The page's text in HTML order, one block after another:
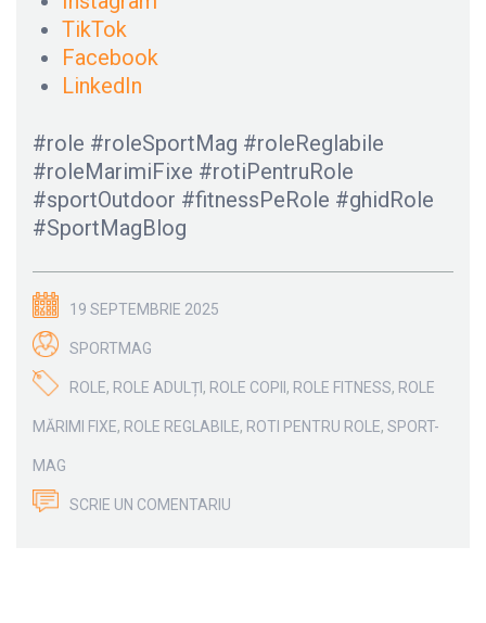
TikTok
Facebook
LinkedIn
#role #roleSportMag #roleReglabile
#roleMarimiFixe #rotiPentruRole
#sportOutdoor #fitnessPeRole #ghidRole
#SportMagBlog
19 SEPTEMBRIE 2025
SPORTMAG
ROLE, ROLE ADULȚI, ROLE COPII, ROLE FITNESS, ROLE
MĂRIMI FIXE, ROLE REGLABILE, ROTI PENTRU ROLE, SPORT-
MAG
SCRIE UN COMENTARIU